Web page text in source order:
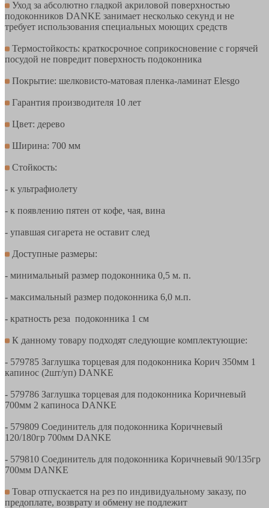
Уход за абсолютно гладкой акриловой поверхностью
подоконников DANKE занимает несколько секунд и не
требует использования специальных моющих средств
Термостойкость: краткосрочное соприкосновение с горячей
посудой не повредит поверхность подоконника
Покрытие: шелковисто-матовая пленка-ламинат Elesgo
Гарантия производителя 10 лет
Цвет: дерево
Ширина: 700 мм
Стойкость:
- к ультрафиолету
- к появлению пятен от кофе, чая, вина
- упавшая сигарета не оставит след
Доступные размеры:
- минимальный размер подоконника 0,5 м. п.
- максимальный размер подоконника 6,0 м.п.
- кратность реза подоконника 1 см
К данному товару подходят следующие комплектующие:
- 579785 Заглушка торцевая для подоконника Корич 350мм 1
капинос (2шт/уп) DANKE
- 579786 Заглушка торцевая для подоконника Коричневый
700мм 2 капиноса DANKE
- 579809 Соединитель для подоконника Коричневый
120/180гр 700мм DANKE
- 579810 Соединитель для подоконника Коричневый 90/135гр
700мм DANKE
Товар отпускается на рез по индивидуальному заказу, по
предоплате, возврату и обмену не подлежит